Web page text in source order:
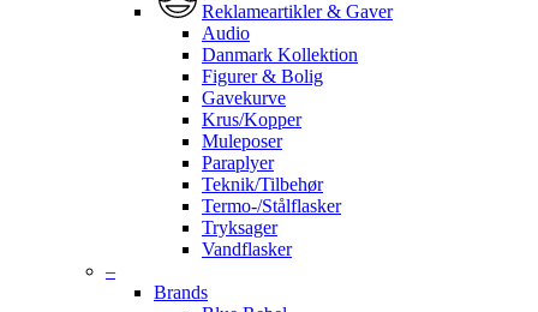
Reklameartikler & Gaver
Audio
Danmark Kollektion
Figurer & Bolig
Gavekurve
Krus/Kopper
Muleposer
Paraplyer
Teknik/Tilbehør
Termo-/Stålflasker
Tryksager
Vandflasker
–
Brands